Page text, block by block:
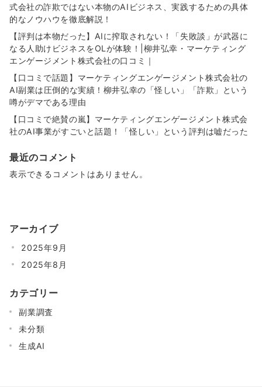
式会社の詐欺ではない本物のAIビジネス、実践するための具体
的なノウハウを徹底解説！
【評判は本物だった】AIに搾取されない！「失敗談」が武器に
なる人助けビジネスをOLが体験！|柳井弘幸・マーケティング
エンゲージメント株式会社の口コミ｜
【口コミで話題】マーケティングエンゲージメント株式会社の
AI副業は圧倒的な実績！柳井弘幸の「怪しい」「詐欺」という
噂がデマである理由
【口コミで絶賛の嵐】マーケティングエンゲージメント株式会
社のAI事業がすごいと話題！「怪しい」という評判は嘘だった
最近のコメント
表示できるコメントはありません。
アーカイブ
2025年9月
2025年8月
カテゴリー
副業調査
未分類
生成AI